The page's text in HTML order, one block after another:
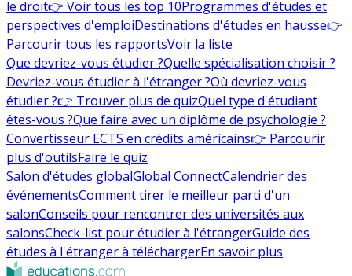
le droit👉 Voir tous les top 10Programmes d'études et
perspectives d'emploiDestinations d'études en hausse👉
Parcourir tous les rapportsVoir la liste
Que devriez-vous étudier ?Quelle spécialisation choisir ?
Devriez-vous étudier à l'étranger ?Où devriez-vous
étudier ?👉 Trouver plus de quizQuel type d'étudiant
êtes-vous ?Que faire avec un diplôme de psychologie ?
Convertisseur ECTS en crédits américains👉 Parcourir
plus d'outilsFaire le quiz
Salon d'études globalGlobal ConnectCalendrier des
événementsComment tirer le meilleur parti d'un
salonConseils pour rencontrer des universités aux
salonsCheck-list pour étudier à l'étrangerGuide des
études à l'étranger à téléchargerEn savoir plus